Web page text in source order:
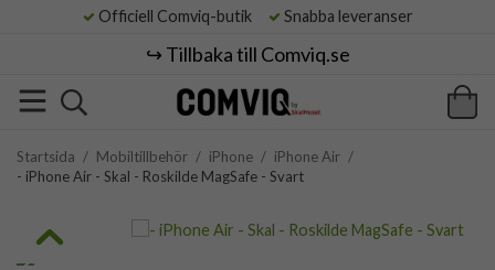
Officiell Comviq-butik Snabba leveranser
↪️ Tillbaka till Comviq.se
Startsida / Mobiltillbehör / iPhone / iPhone Air /
- iPhone Air - Skal - Roskilde MagSafe - Svart